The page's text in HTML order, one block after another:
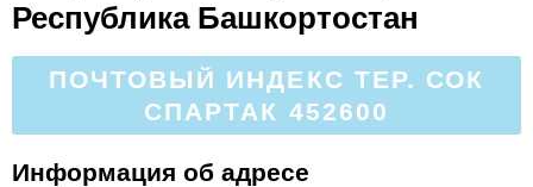
Республика Башкортостан
ПОЧТОВЫЙ ИНДЕКС ТЕР. СОК
СПАРТАК 452600
Информация об адресе